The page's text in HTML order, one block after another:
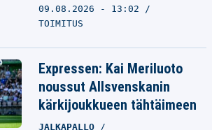
09.08.2026 - 13:02
TOIMITUS
Expressen: Kai Meriluoto
noussut Allsvenskanin
kärkijoukkueen tähtäimeen
JALKAPALLO